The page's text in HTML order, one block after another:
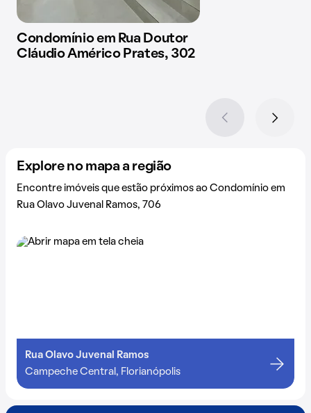
Condomínio em Rua Doutor
Cláudio Américo Prates, 302
Explore no mapa a região
Encontre imóveis que estão próximos ao Condomínio em
Rua Olavo Juvenal Ramos, 706
Rua Olavo Juvenal Ramos
Campeche Central, Florianópolis